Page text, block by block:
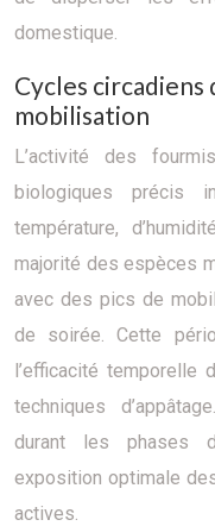
domestique.
Cycles circadiens
mobilisation
L’activité des
biologiques précis
température,
majorité des espèces
avec des pics de
de soirée. Cette
l’efficacité
techniques
durant les phases
exposition optimale
actives.